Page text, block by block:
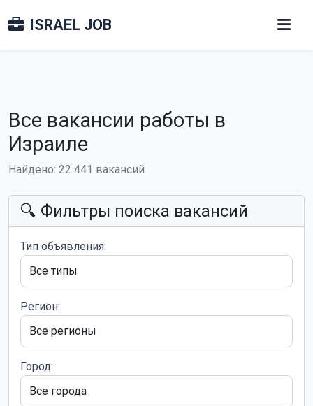
ISRAEL JOB
Все вакансии работы в
Израиле
Найдено: 22 441 вакансий
🔍 Фильтры поиска вакансий
Тип объявления:
Регион:
Город: